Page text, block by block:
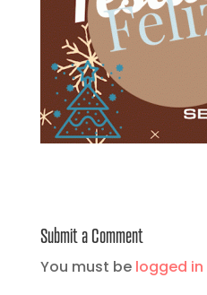
Submit a Comment
You must be logged in